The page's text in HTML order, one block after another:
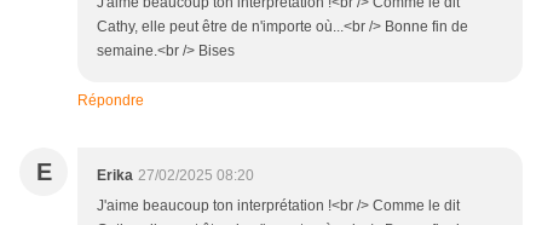
Cathy, elle peut être de n'importe où...<br /> Bonne fin de
semaine.<br /> Bises
Répondre
E Erika 27/02/2025 08:20
J'aime beaucoup ton interprétation !<br /> Comme le dit